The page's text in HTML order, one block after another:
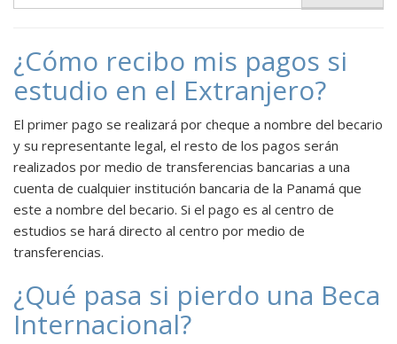
¿Cómo recibo mis pagos si
estudio en el Extranjero?
El primer pago se realizará por cheque a nombre del becario
y su representante legal, el resto de los pagos serán
realizados por medio de transferencias bancarias a una
cuenta de cualquier institución bancaria de la Panamá que
este a nombre del becario. Si el pago es al centro de
estudios se hará directo al centro por medio de
transferencias.
¿Qué pasa si pierdo una Beca
Internacional?